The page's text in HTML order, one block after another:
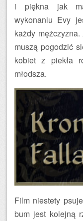
i piękna jak
wykonaniu Evy
każdy
muszą pogodzić
kobiet z piekła
młodsza.
Film niestety
bum jest kolejną